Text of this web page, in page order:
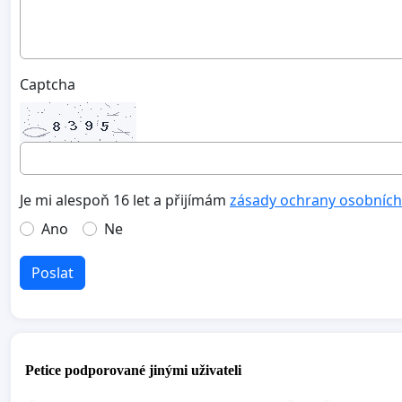
Captcha
Je mi alespoň 16 let a přijímám zásady ochrany
Ano
Ne
Poslat
Petice podporované jinými uživateli